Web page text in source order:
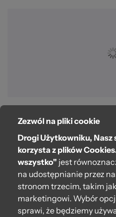
O bag
Pomoc
Moje O bag
Kontakt
222 571 414
Zezwól na pliki cookie
Drogi Użytkowniku,
korzysta z plików
wszystko" jest
na udostępnianie przez
stronom trzecim, takim
marketingowi. Wybór
sprawi, że będziemy